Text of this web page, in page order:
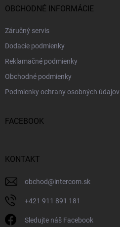
OBCHODNÉ INFORMÁCIE
Záručný servis
Dodacie podmienky
Reklamačné podmienky
Obchodné podmienky
Podmienky ochrany osobných údajov
FACEBOOK
KONTAKT
obchod@intercom.sk
+421 911 891 181
Sledujte náš Facebook